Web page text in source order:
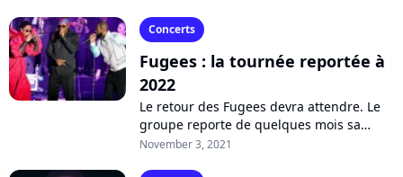
Concerts
Fugees : la tournée reportée à
2022
Le retour des Fugees devra attendre. Le
groupe reporte de quelques mois sa
tournée de reformation et donne rendez-
November 3, 2021